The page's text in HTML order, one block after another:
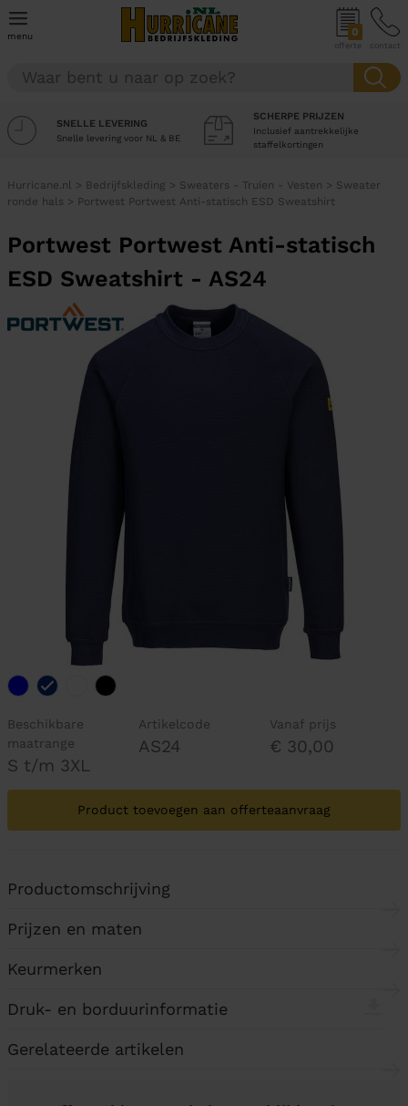
menu 0
offerte contact
SNELLE LEVERING
Snelle levering voor NL & BE
SCHERPE PRIJZEN
Inclusief aantrekkelijke
staffelkortingen
Hurricane.nl > Bedrijfskleding > Sweaters - Truien - Vesten > Sweater
ronde hals > Portwest Portwest Anti-statisch ESD Sweatshirt
Portwest Portwest Anti-statisch
ESD Sweatshirt - AS24
Beschikbare
maatrange
S t/m 3XL
Artikelcode
AS24
Vanaf prijs
€ 30,00
Product toevoegen aan offerteaanvraag
Productomschrijving
Prijzen en maten
Keurmerken
Druk- en borduurinformatie
Gerelateerde artikelen